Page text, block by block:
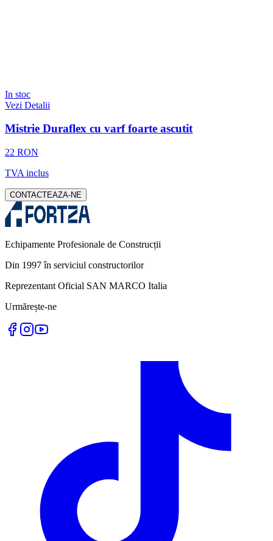
In stoc
Vezi Detalii
Mistrie Duraflex cu varf foarte ascutit
22 RON
TVA inclus
CONTACTEAZA-NE
Echipamente Profesionale de Construcții
Din 1997 în serviciul constructorilor
Reprezentant Oficial SAN MARCO Italia
Urmărește-ne